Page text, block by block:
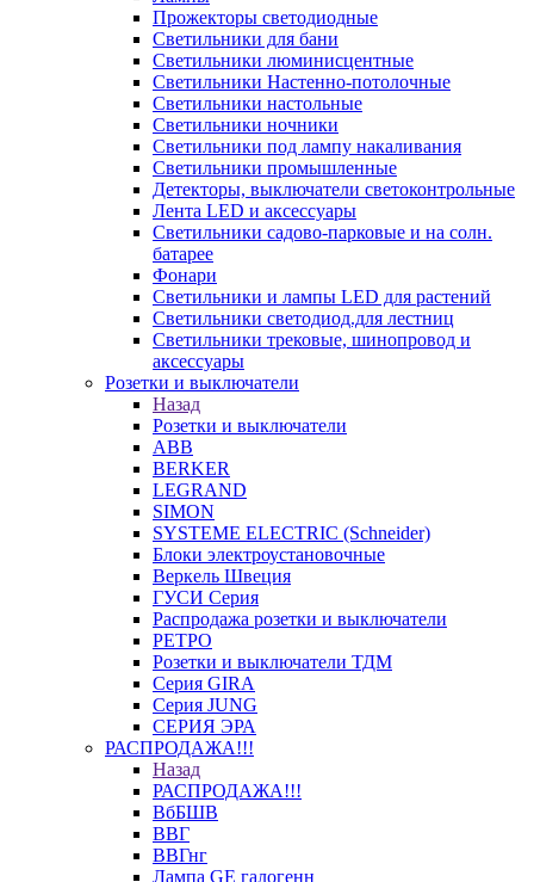
Прожекторы светодиодные
Светильники для бани
Светильники люминисцентные
Светильники Настенно-потолочные
Светильники настольные
Светильники ночники
Светильники под лампу накаливания
Светильники промышленные
Детекторы, выключатели светоконтрольные
Лента LED и аксессуары
Светильники садово-парковые и на солн.
батарее
Фонари
Светильники и лампы LED для растений
Светильники светодиод.для лестниц
Светильники трековые, шинопровод и
аксессуары
Розетки и выключатели
Назад
Розетки и выключатели
ABB
BERKER
LEGRAND
SIMON
SYSTEME ELECTRIC (Schneider)
Блоки электроустановочные
Веркель Швеция
ГУСИ Серия
Распродажа розетки и выключатели
РЕТРО
Розетки и выключатели ТДМ
Серия GIRA
Серия JUNG
СЕРИЯ ЭРА
РАСПРОДАЖА!!!
Назад
РАСПРОДАЖА!!!
ВбБШВ
ВВГ
ВВГнг
Лампа GE галогенн